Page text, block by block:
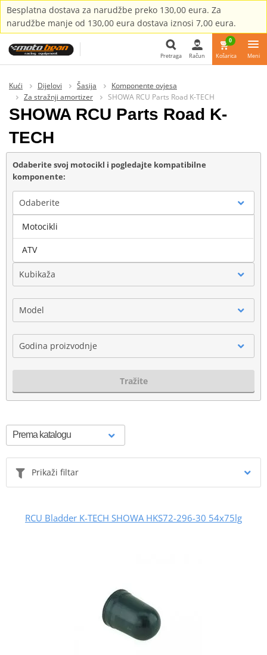
Besplatna dostava za narudžbe preko 130,00 eura. Za
narudžbe manje od 130,00 eura dostava iznosi 7,00 eura.
Pretraga Račun
0
Košarica Meni
Kući Dijelovi Šasija
Komponente ovjesa
Za stražnji amortizer
SHOWA RCU Parts Road K-TECH
SHOWA RCU Parts Road K-
TECH
Odaberite svoj motocikl i pogledajte kompatibilne
komponente:
Odaberite
Marka
Kubikaža
Model
Godina proizvodnje
Tražite
Prikaži filtar
RCU Bladder K-TECH SHOWA HKS72-296-30 54x75lg
Motocikli
ATV